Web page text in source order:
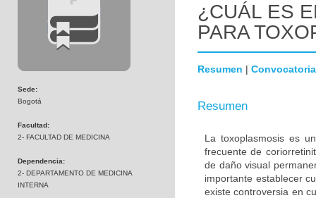
Sede:
Bogotá
Facultad:
2- FACULTAD DE MEDICINA
Dependencia:
2- DEPARTAMENTO DE MEDICINA
INTERNA
¿CUÁL ES
PARA
Resumen | Convocatoria
Resumen
La toxoplasmosis es
frecuente de
de daño visual
importante establecer
existe controversia en